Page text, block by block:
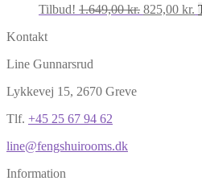
Tilbud! 1.649,00kr. Den
825,00 kr.
Kontakt
Line Gunnarsrud
Lykkevej 15, 2670 Greve
Tlf. +45 25 67 94 62
line@fengshuirooms.dk
Information